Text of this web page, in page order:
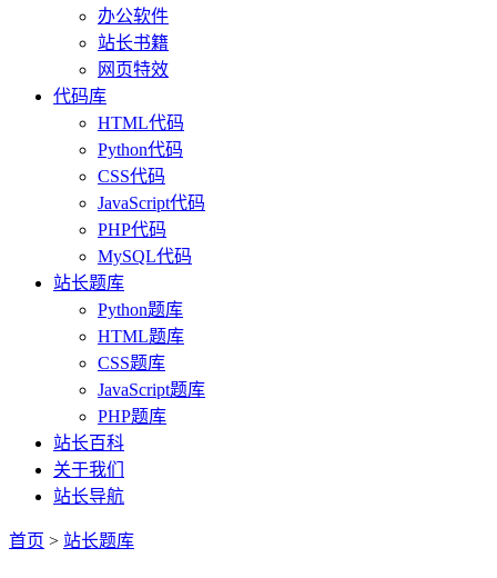
办公软件
站长书籍
网页特效
代码库
HTML代码
Python代码
CSS代码
JavaScript代码
PHP代码
MySQL代码
站长题库
Python题库
HTML题库
CSS题库
JavaScript题库
PHP题库
站长百科
关于我们
站长导航
首页 > 站长题库